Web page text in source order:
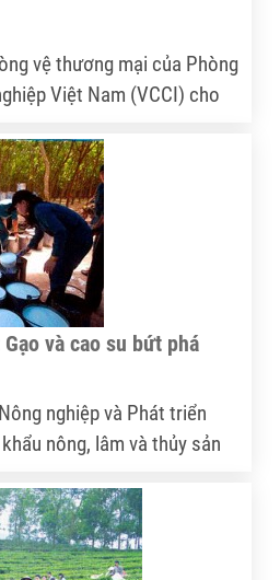
vệ thương mại của Phòng
Việt Nam (VCCI) cho
hàng hóa từ các quốc
trường này khó khăn hơn.
và cao su bứt phá
nghiệp và Phát triển
nông, lâm và thủy sản
2010 của toàn ngành lên
so với cùng kỳ năm